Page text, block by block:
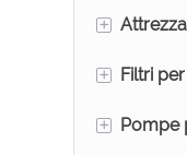
+
Filtri a
+ Filtri
Filtri a
+ Pompe